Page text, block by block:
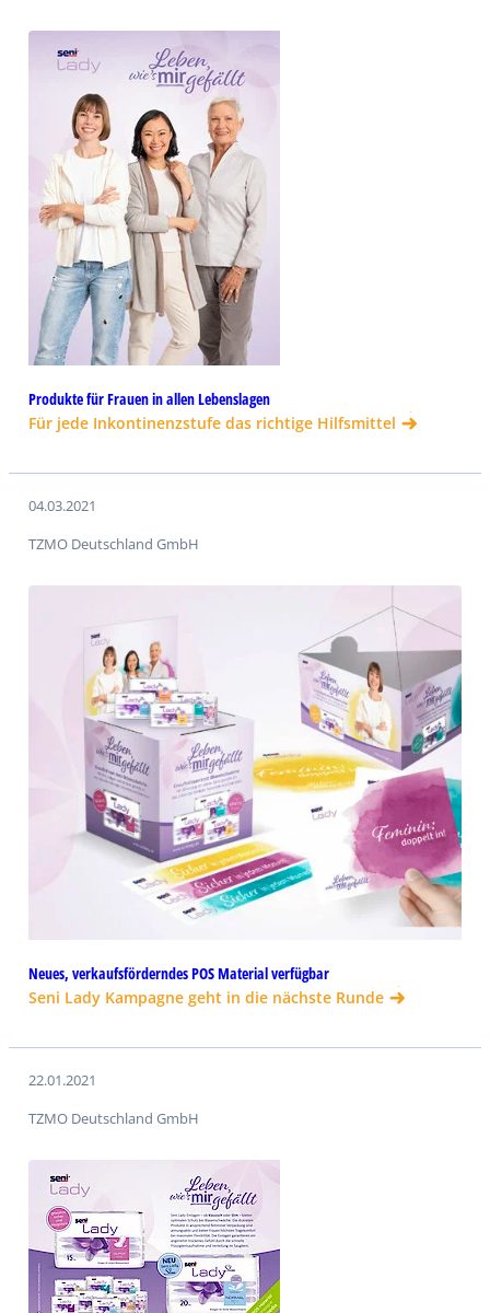
Produkte für Frauen in allen Lebenslagen
Für jede Inkontinenzstufe das richtige Hilfsmittel
04.03.2021
TZMO Deutschland GmbH
Neues, verkaufsförderndes POS Material verfügbar
Seni Lady Kampagne geht in die nächste Runde
22.01.2021
TZMO Deutschland GmbH